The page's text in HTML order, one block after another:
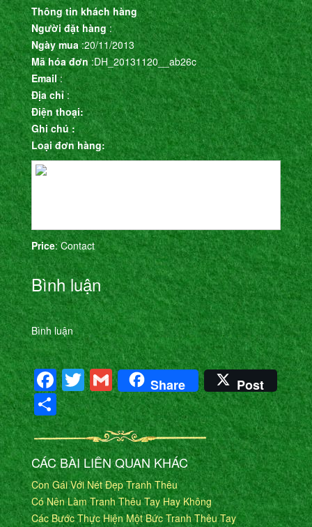
Thông tin khách hàng
Người đặt hàng:
Ngày mua:20/11/2013
Mã hóa đơn:DH_20131120__ab26c
Email:
Địa chỉ:
Điện thoại:
Ghi chú :
Loại đơn hàng:
Price: Contact
Bình luận
Bình luận
Facebook
Twitter
Gmail
Share Post
Share
CÁC BÀI LIÊN QUAN KHÁC
Con Gái Với Nét Đẹp Tranh Thêu
Có Nên Làm Tranh Thêu Tay Hay Không
Các Bước Thực Hiện Một Bức Tranh Thêu Tay